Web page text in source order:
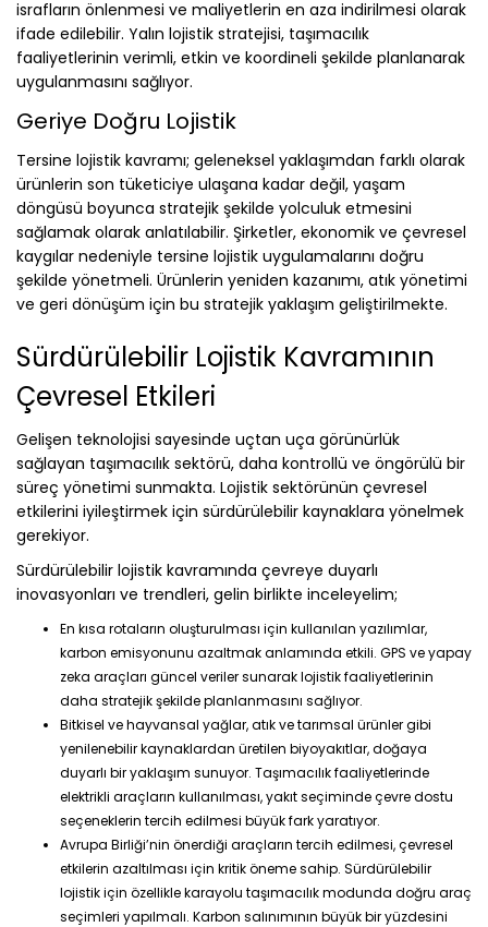
israfların önlenmesi ve maliyetlerin en aza indirilmesi olarak
ifade edilebilir. Yalın lojistik stratejisi, taşımacılık
faaliyetlerinin verimli, etkin ve koordineli şekilde planlanarak
uygulanmasını sağlıyor.
Geriye Doğru Lojistik
Tersine lojistik kavramı; geleneksel yaklaşımdan farklı olarak
ürünlerin son tüketiciye ulaşana kadar değil, yaşam
döngüsü boyunca stratejik şekilde yolculuk etmesini
sağlamak olarak anlatılabilir. Şirketler, ekonomik ve çevresel
kaygılar nedeniyle tersine lojistik uygulamalarını doğru
şekilde yönetmeli. Ürünlerin yeniden kazanımı, atık yönetimi
ve geri dönüşüm için bu stratejik yaklaşım geliştirilmekte.
Sürdürülebilir Lojistik Kavramının
Çevresel Etkileri
Gelişen teknolojisi sayesinde uçtan uça görünürlük
sağlayan taşımacılık sektörü, daha kontrollü ve öngörülü bir
süreç yönetimi sunmakta. Lojistik sektörünün çevresel
etkilerini iyileştirmek için sürdürülebilir kaynaklara yönelmek
gerekiyor.
Sürdürülebilir lojistik kavramında çevreye duyarlı
inovasyonları ve trendleri, gelin birlikte inceleyelim;
En kısa rotaların oluşturulması için kullanılan yazılımlar,
karbon emisyonunu azaltmak anlamında etkili. GPS ve yapay
zeka araçları güncel veriler sunarak lojistik faaliyetlerinin
daha stratejik şekilde planlanmasını sağlıyor.
Bitkisel ve hayvansal yağlar, atık ve tarımsal ürünler gibi
yenilenebilir kaynaklardan üretilen biyoyakıtlar, doğaya
duyarlı bir yaklaşım sunuyor. Taşımacılık faaliyetlerinde
elektrikli araçların kullanılması, yakıt seçiminde çevre dostu
seçeneklerin tercih edilmesi büyük fark yaratıyor.
Avrupa Birliği’nin önerdiği araçların tercih edilmesi, çevresel
etkilerin azaltılması için kritik öneme sahip. Sürdürülebilir
lojistik için özellikle karayolu taşımacılık modunda doğru araç
seçimleri yapılmalı. Karbon salınımının büyük bir yüzdesini